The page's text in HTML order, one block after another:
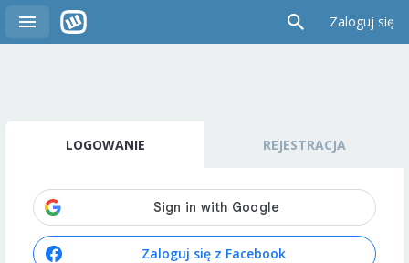
Zaloguj się
LOGOWANIE REJESTRACJA
Zaloguj się z Facebook